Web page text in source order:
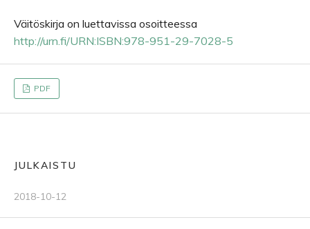
Väitöskirja on luettavissa osoitteessa
http://urn.fi/URN:ISBN:978-951-29-7028-5
PDF
JULKAISTU
2018-10-12